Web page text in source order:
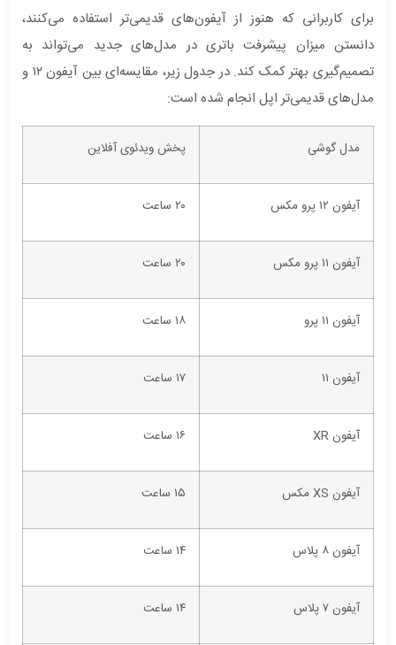
برای کاربرانی که هنوز از آیفون‌های قدیمی‌تر استفاده می‌کنند،
دانستن میزان پیشرفت باتری در مدل‌های جدید می‌تواند به
تصمیم‌گیری بهتر کمک کند. در جدول زیر، مقایسه‌ای بین آیفون ۱۲ و
مدل‌های قدیمی‌تر اپل انجام شده است:
مدل گوشی پخش ویدئوی آفلاین
آیفون ۱۲ پرو مکس ۲۰ ساعت
آیفون ۱۱ پرو مکس ۲۰ ساعت
آیفون ۱۱ پرو ۱۸ ساعت
آیفون ۱۱ ۱۷ ساعت
آیفون XR ۱۶ ساعت
آیفون XS مکس ۱۵ ساعت
آیفون ۸ پلاس ۱۴ ساعت
آیفون ۷ پلاس ۱۴ ساعت